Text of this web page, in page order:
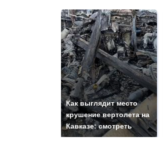
Как выглядит место
крушение вертолета на
Кавказе: смотреть